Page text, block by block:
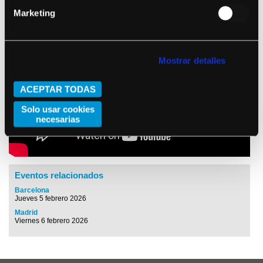
Marketing
Mostrar detalles
ACEPTAR TODAS
Solo usar cookies
necesarias
Eventos relacionados
Barcelona
Jueves 5 febrero 2026
Madrid
Viernes 6 febrero 2026